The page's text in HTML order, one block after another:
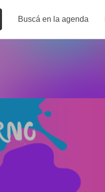
Buscá en la agenda